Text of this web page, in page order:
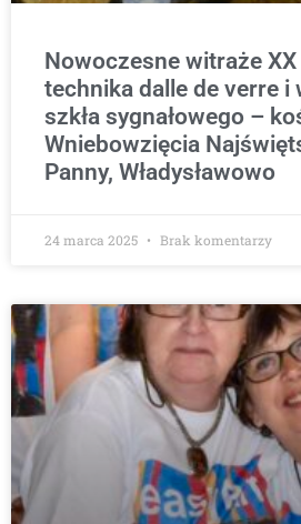
Nowoczesne witraże
technika dalle de verre i
szkła sygnałowego –
Wniebowzięcia
Panny, Władysławowo
24 marca 2025 Brak komentarzy